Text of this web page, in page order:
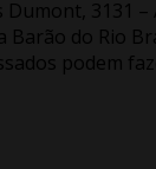
Dumont, 3131 –
Barão do Rio
podem